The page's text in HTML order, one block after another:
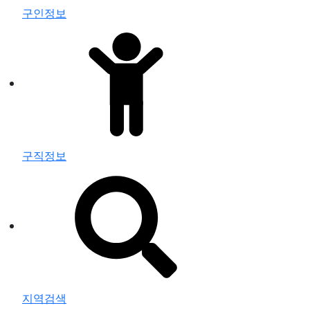
구인정보
구직정보
지역검색